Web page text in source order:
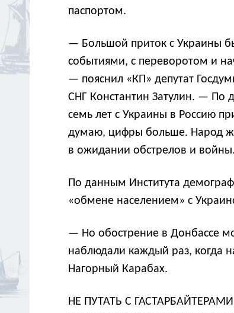
паспортом.
— Большой приток с Украины
событиями, с переворотом и
— пояснил «КП» депутат
СНГ Константин Затулин. — По
семь лет с Украины в Россию
думаю, цифры больше. Народ
в ожидании обстрелов и войны.
По данным Института
«обмене населением» с
— Но обострение в Донбассе
наблюдали каждый раз, когда
Нагорный Карабах.
НЕ ПУТАТЬ С ГАСТАРБАЙТЕРАМИ